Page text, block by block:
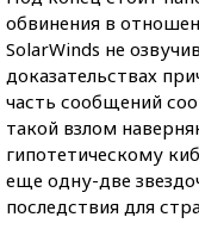
обвинения в
SolarWinds не
доказательствах
часть сообщений
такой взлом
гипотетическому
еще одну-две
последствия для